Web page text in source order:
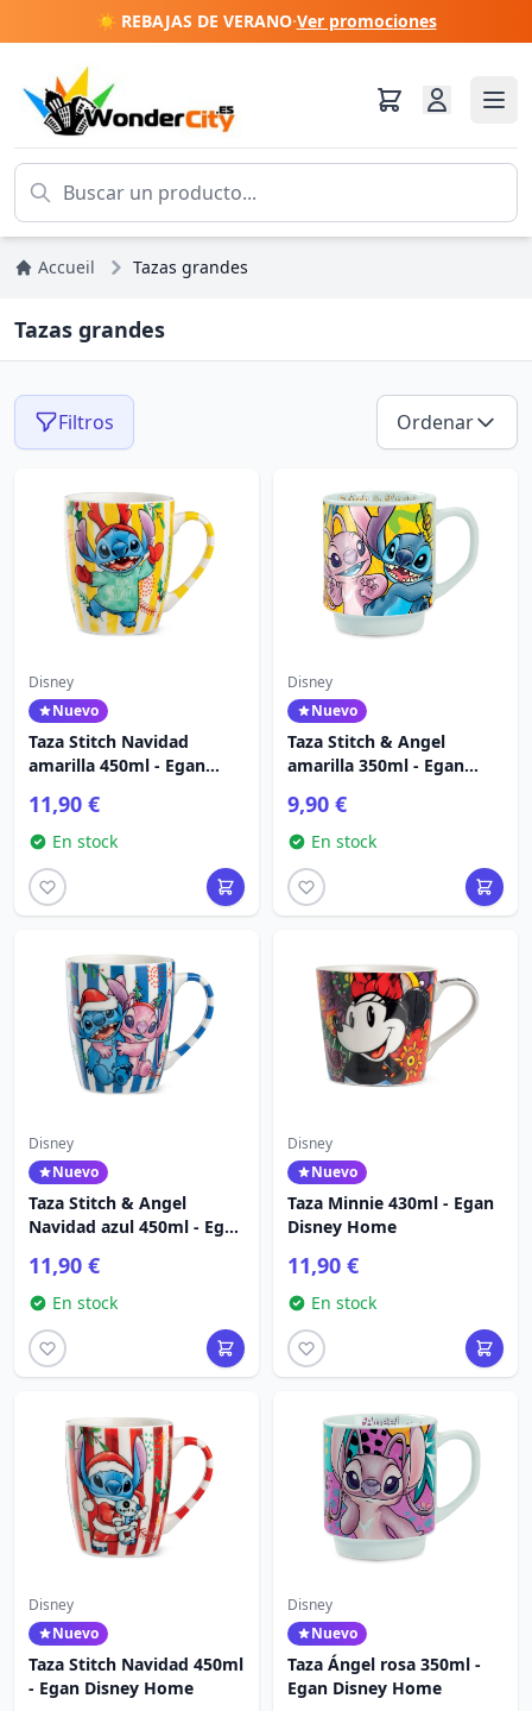
☀️ REBAJAS DE VERANO·Ver promociones
Accueil Tazas grandes
Tazas grandes
Filtros Ordenar
Disney
Nuevo
Taza Stitch Navidad
amarilla 450ml - Egan
11,90 €
En stock
Disney
Nuevo
Taza Stitch & Angel
amarilla 350ml - Egan
9,90 €
En stock
Disney
Nuevo
Taza Stitch & Angel
Navidad azul 450ml - Egan
11,90 €
En stock
Disney
Nuevo
Taza Minnie 430ml - Egan
Disney Home
11,90 €
En stock
Disney
Nuevo
Taza Stitch Navidad 450ml
- Egan Disney Home
Disney
Nuevo
Taza Ángel rosa 350ml -
Egan Disney Home